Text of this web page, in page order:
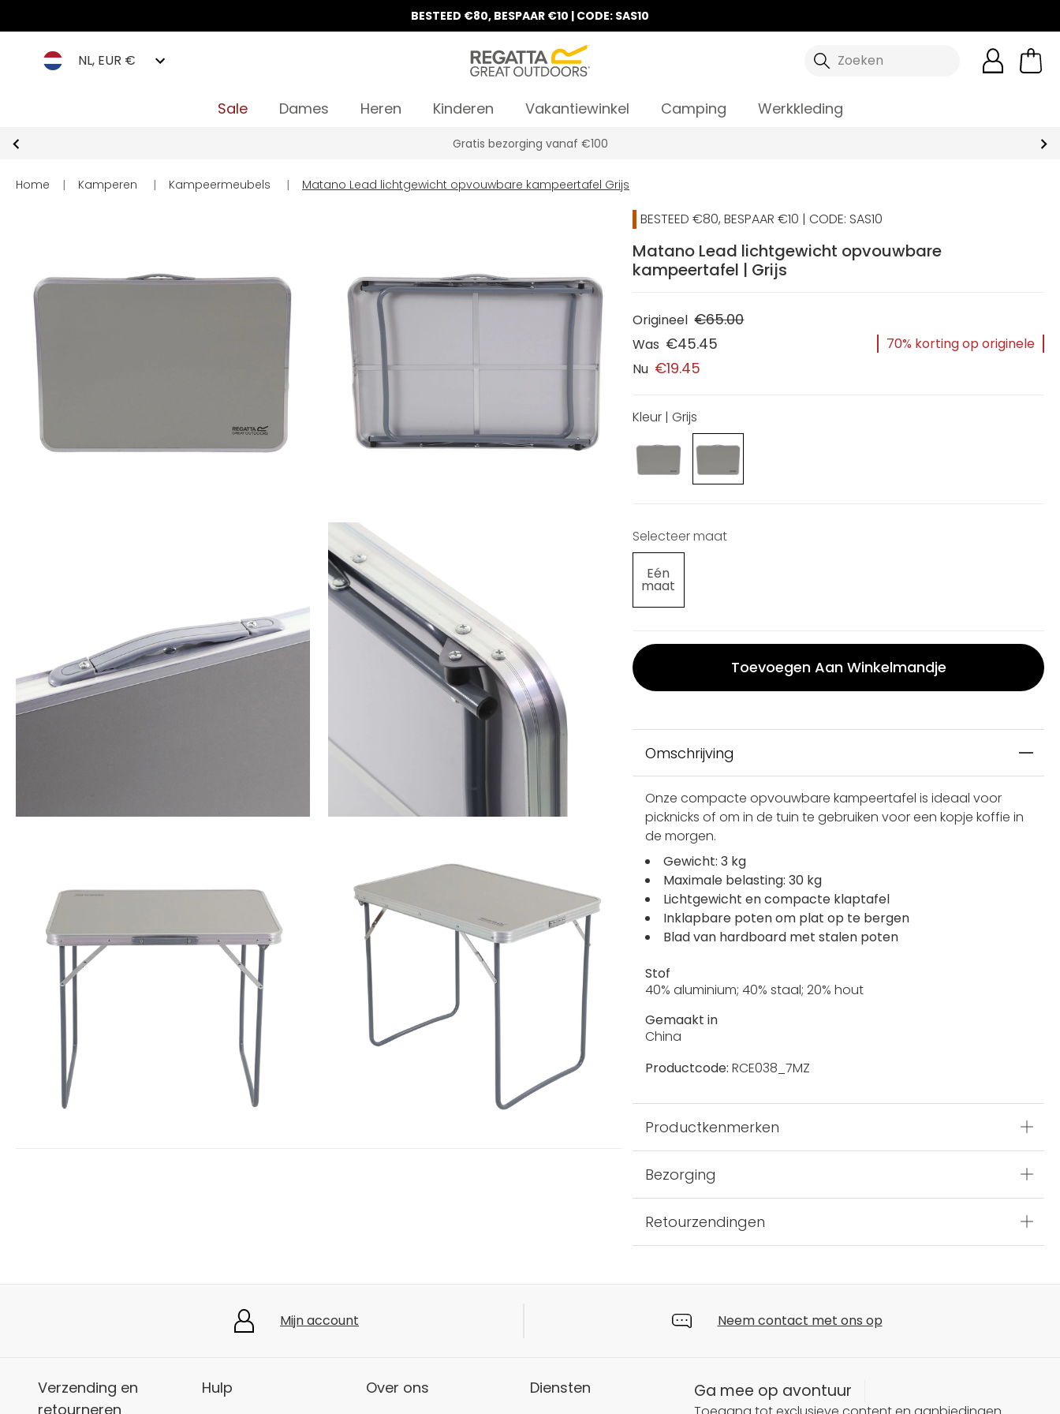
BESTEED €80, BESPAAR €10 | CODE: SAS10
NL, EUR € Zoeken
Sale Dames Heren Kinderen Vakantiewinkel Camping Werkkleding
Gratis bezorging vanaf €100
Home | Kamperen | Kampeermeubels | Matano Lead lichtgewicht opvouwbare kampeertafel Grijs
BESTEED €80, BESPAAR €10 | CODE: SAS10
Matano Lead lichtgewicht opvouwbare
kampeertafel | Grijs
Origineel €65.00
Was €45.45
Nu €19.45
70% korting op originele
Kleur | Grijs
Selecteer maat
Eén
maat
Toevoegen Aan Winkelmandje
Omschrijving
Onze compacte opvouwbare kampeertafel is ideaal voor
picknicks of om in de tuin te gebruiken voor een kopje koffie in
de morgen.
Gewicht: 3 kg
Maximale belasting: 30 kg
Lichtgewicht en compacte klaptafel
Inklapbare poten om plat op te bergen
Blad van hardboard met stalen poten
Stof
40% aluminium; 40% staal; 20% hout
Gemaakt in
China
Productcode: RCE038_7MZ
Productkenmerken
Bezorging
Retourzendingen
Mijn account Neem contact met ons op
Verzending en
retourneren
Hulp Over ons Diensten Ga mee op avontuur